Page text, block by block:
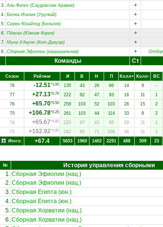
3. Аль-Фатех (Саудовская Аравия) +
4. Белла Италия (Уругвай) +
5. Серен Юнайтед (Бельгия) +
6. Пёксан (Южная Корея) +
7. Муна д'Акупе (Кот-Дивуар) +
8. Сборная Эфиопии (национальная) +
Команды Ст
Сезон Рейтинг И В Н П Колл+ Колл- ВC
78
-12.51*1.00 135 43 26 66 14 8 -
77
+27.13*0.75 222 82 47 93 18 11 1
76
+65.70*0.50 258 103 52 103 28 15 2
75
+106.78*0.25 261 103 44 114 33 8 2
74
+65.67*0.00 225 97 43 85 29 11 1
73
+102.92*0.00 242 65 71 106 38 11 1
Итого:
+67.4 5653 1960 1402 2291 488 309 23
№ История управления сборными
1. Сборная Эфиопии (нац.)
2. Сборная Эфиопии (нац.)
3. Сборная Египта (юн.)
4. Сборная Египта (юн.)
5. Сборная Хорватии (нац.)
6. Сборная Хорватии (нац.)